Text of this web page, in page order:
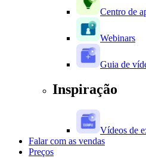
Centro de
Webinars
Guia de
Inspiração
Vídeos de
Falar com as vendas
Preços